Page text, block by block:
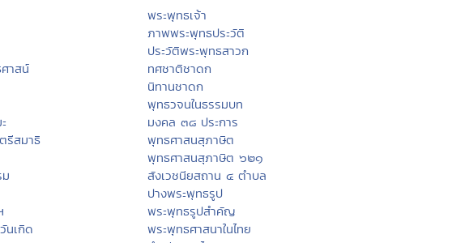
าสน์
รีสมาธิ
นเกิด
พระพุทธเจ้า
ภาพพระพุทธประวัติ
ประวัติพระพุทธสาวก
ทศชาติชาดก
นิทานชาดก
พุทธวจนในธรรมบท
มงคล ๓๘ ประการ
พุทธศาสนสุภาษิต
พุทธศาสนสุภาษิต ๖๒๑
สังเวชนียสถาน ๔ ตำบล
ปางพระพุทธรูป
พระพุทธรูปสำคัญ
พระพุทธศาสนาในไทย